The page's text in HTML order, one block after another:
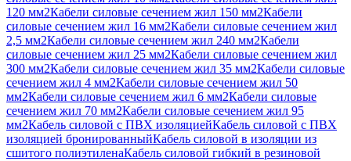
120 мм2Кабели силовые сечением жил 150 мм2Кабели
силовые сечением жил 16 мм2Кабели силовые сечением жил
2,5 мм2Кабели силовые сечением жил 240 мм2Кабели
силовые сечением жил 25 мм2Кабели силовые сечением жил
300 мм2Кабели силовые сечением жил 35 мм2Кабели силовые
сечением жил 4 мм2Кабели силовые сечением жил 50
мм2Кабели силовые сечением жил 6 мм2Кабели силовые
сечением жил 70 мм2Кабели силовые сечением жил 95
мм2Кабель силовой с ПВХ изоляциейКабель силовой с ПВХ
изоляцией бронированныйКабель силовой в изоляции из
сшитого полиэтиленаКабель силовой гибкий в резиновой